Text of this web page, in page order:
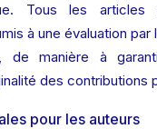
Tous les articles
à une évaluation par
de manière à
des contributions
pour les auteurs